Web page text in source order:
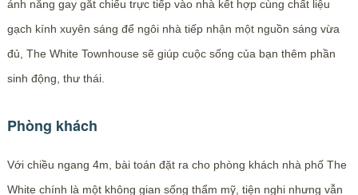
ánh nắng gay gắt chiếu trực tiếp vào nhà kết hợp cùng chất liệu
gạch kính xuyên sáng để ngôi nhà tiếp nhận một nguồn sáng vừa
đủ, The White Townhouse sẽ giúp cuộc sống của bạn thêm phần
sinh động, thư thái.
Phòng khách
Với chiều ngang 4m, bài toán đặt ra cho phòng khách nhà phố The
White chính là một không gian sống thẩm mỹ, tiện nghi nhưng vẫn